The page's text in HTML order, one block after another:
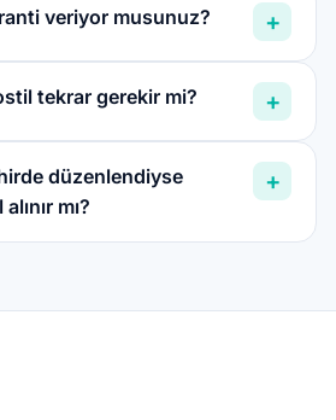
veriyor musunuz? +
tekrar gerekir mi? +
düzenlendiyse
mı?
+